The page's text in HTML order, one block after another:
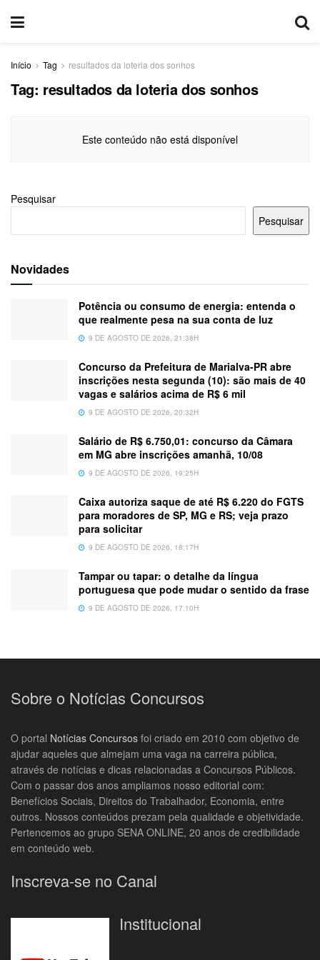
Início Tag resultados da loteria dos sonhos
Tag: resultados da loteria dos sonhos
Este conteúdo não está disponível
Pesquisar
Pesquisar
Novidades
Potência ou consumo de energia: entenda o
que realmente pesa na sua conta de luz
9 DE AGOSTO DE 2026, 21:38H
Concurso da Prefeitura de Marialva-PR abre
inscrições nesta segunda (10): são mais de 40
vagas e salários acima de R$ 6 mil
9 DE AGOSTO DE 2026, 20:32H
Salário de R$ 6.750,01: concurso da Câmara
em MG abre inscrições amanhã, 10/08
9 DE AGOSTO DE 2026, 19:25H
Caixa autoriza saque de até R$ 6.220 do FGTS
para moradores de SP, MG e RS; veja prazo
para solicitar
9 DE AGOSTO DE 2026, 18:17H
Tampar ou tapar: o detalhe da língua
portuguesa que pode mudar o sentido da frase
9 DE AGOSTO DE 2026, 17:10H
Sobre o Notícias Concursos
O portal Notícias Concursos foi criado em 2010 com objetivo de
ajudar aqueles que almejam uma vaga na carreira pública,
através de notícias e dicas relacionadas a Concursos Públicos.
Com o passar dos anos ampliamos nosso editorial com:
Benefícios Sociais, Direitos do Trabalhador, Economia, entre
outros. Nossos conteúdos prezam pela qualidade e objetividade.
Pertencemos ao grupo SENA ONLINE, 20 anos de credibilidade
em conteúdo web.
Inscreva-se no Canal
Institucional